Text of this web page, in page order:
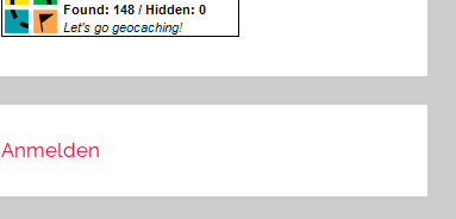
Anmelden